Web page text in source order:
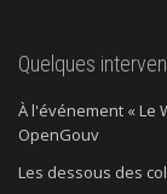
Quelques
À l'événement « Le
OpenGouv
Les dessous des